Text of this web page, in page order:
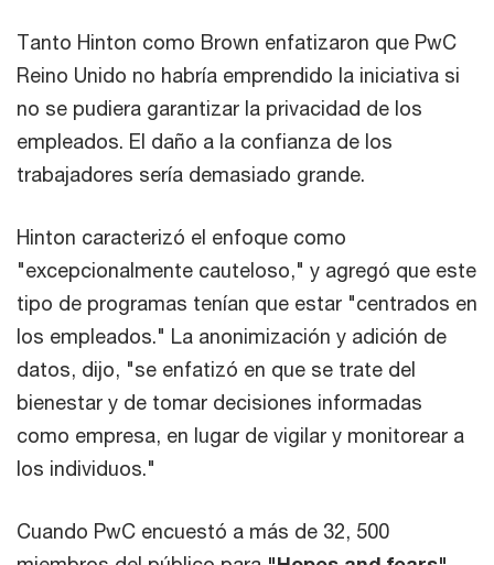
Tanto Hinton como Brown enfatizaron que PwC
Reino Unido no habría emprendido la iniciativa si
no se pudiera garantizar la privacidad de los
empleados. El daño a la confianza de los
trabajadores sería demasiado grande.
Hinton caracterizó el enfoque como
"excepcionalmente cauteloso," y agregó que este
tipo de programas tenían que estar "centrados en
los empleados." La anonimización y adición de
datos, dijo, "se enfatizó en que se trate del
bienestar y de tomar decisiones informadas
como empresa, en lugar de vigilar y monitorear a
los individuos."
Cuando PwC encuestó a más de 32, 500